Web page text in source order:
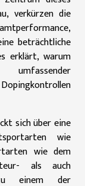
verkürzen die
beträchtliche
erklärt, warum
sich über eine
wie
wie dem
als auch
einem der